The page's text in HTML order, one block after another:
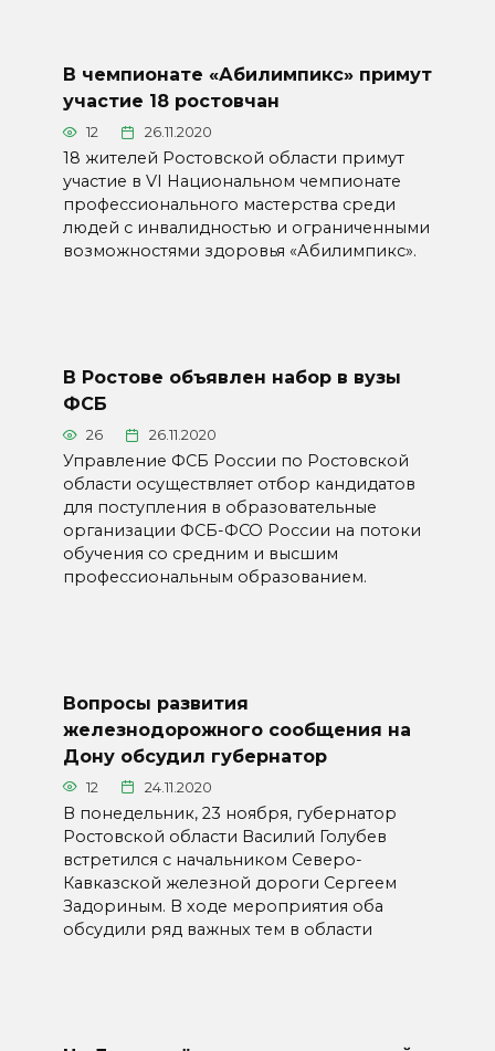
В чемпионате «Абилимпикс» примут
участие 18 ростовчан
12 26.11.2020
18 жителей Ростовской области примут
участие в VI Национальном чемпионате
профессионального мастерства среди
людей с инвалидностью и ограниченными
возможностями здоровья «Абилимпикс».
В Ростове объявлен набор в вузы
ФСБ
26 26.11.2020
Управление ФСБ России по Ростовской
области осуществляет отбор кандидатов
для поступления в образовательные
организации ФСБ-ФСО России на потоки
обучения со средним и высшим
профессиональным образованием.
Вопросы развития
железнодорожного сообщения на
Дону обсудил губернатор
12 24.11.2020
В понедельник, 23 ноября, губернатор
Ростовской области Василий Голубев
встретился с начальником Северо-
Кавказской железной дороги Сергеем
Задориным. В ходе мероприятия оба
обсудили ряд важных тем в области